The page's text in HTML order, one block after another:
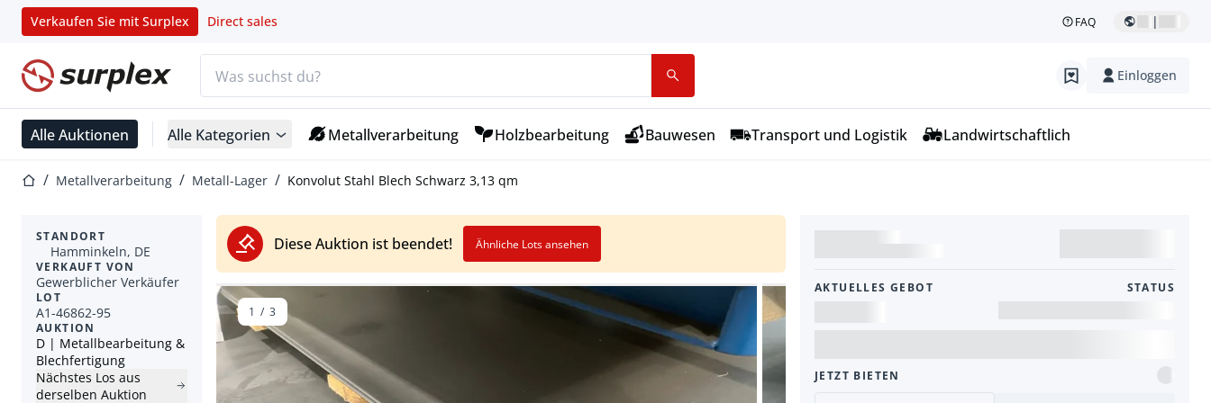
Verkaufen Sie mit Surplex Direct sales FAQ |
Startseite Einloggen
Alle Auktionen Alle Kategorien Metallverarbeitung Holzbearbeitung Bauwesen Transport und Logistik Landwirtschaftlich
StartseiteMetallverarbeitung Metall-Lager Konvolut Stahl Blech Schwarz 3,13 qm
Diese Auktion ist beendet! Ähnliche Lots ansehen
STANDORT
Hamminkeln, DE
VERKAUFT VON
Gewerblicher Verkäufer
LOT
A1-46862-95
AUKTION
D | Metallbearbeitung &
Blechfertigung
Nächstes Los aus
derselben Auktion
1 / 3
AKTUELLES GEBOT STATUS
JETZT BIETEN